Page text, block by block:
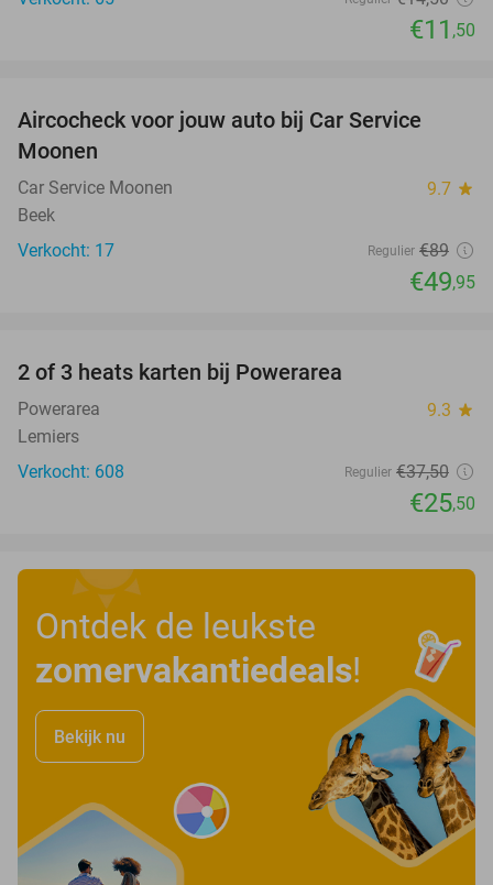
€11 ,50
Aircocheck voor jouw auto bij Car Service
Moonen
Car Service Moonen 9.7 star
Beek
Verkocht: 17
Regulier €89
€49,95
2 of 3 heats karten bij Powerarea
Powerarea 9.3 star
Lemiers
Verkocht: 608
Regulier €37,50
€25,50
Ontdek de leukste
zomervakantiedeals!
Bekijk nu